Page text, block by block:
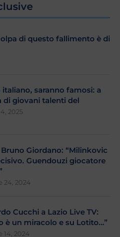
di questo fallimento è di
italiano, saranno famosi: a
di giovani talenti del
2025
Bruno Giordano: “Milinkovic
Guendouzi giocatore
24, 2024
Cucchi a Lazio Live TV:
è un miracolo e su Lotito…”
14, 2024